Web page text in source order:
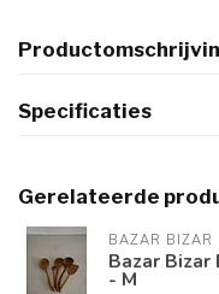
Specificaties
Gerelateerde
BAZAR BIZAR
Bazar Bizar
- M